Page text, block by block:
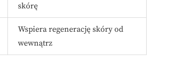
skórę
Wspiera regenerację skóry od
wewnątrz